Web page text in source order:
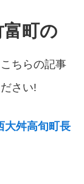
町の
ちらの記事
さい!
大舛高旬町長